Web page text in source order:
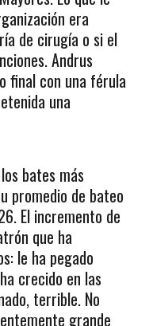
era
de cirugía o si el
Andrus
final con una férula
una
bates más
promedio de bateo
El incremento de
que ha
le ha pegado
crecido en las
terrible. No
grande